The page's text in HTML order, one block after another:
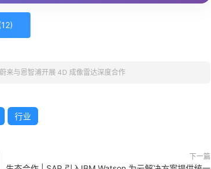
12)
来与恩智浦开展 4D 成像雷达深度合作
行业
下一篇